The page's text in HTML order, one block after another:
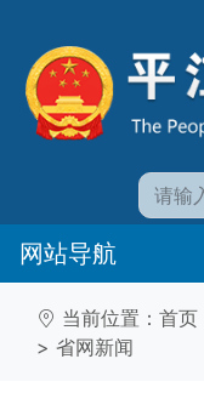
网站导航
当前位置： 首页
> 省网新闻